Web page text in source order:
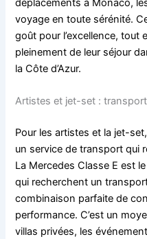
déplacements à Monaco,
voyage en toute sérénité.
goût pour l’excellence, tout
pleinement de leur séjour
la Côte d’Azur.
Artistes et jet-set :
Pour les artistes et la jet-
un service de transport qui
La Mercedes Classe E est
qui recherchent un
combinaison parfaite de
performance. C’est un
villas privées, les